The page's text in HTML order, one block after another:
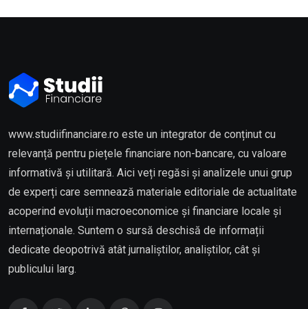
www.studiifinanciare.ro este un integrator de conținut cu
relevanță pentru piețele financiare non-bancare, cu valoare
informativă și utilitară. Aici veți regăsi și analizele unui grup
de experți care semnează materiale editoriale de actualitate
acoperind evoluții macroeconomice și financiare locale și
internaționale. Suntem o sursă deschisă de informații
dedicate deopotrivă atât jurnaliștilor, analiștilor, cât și
publicului larg.